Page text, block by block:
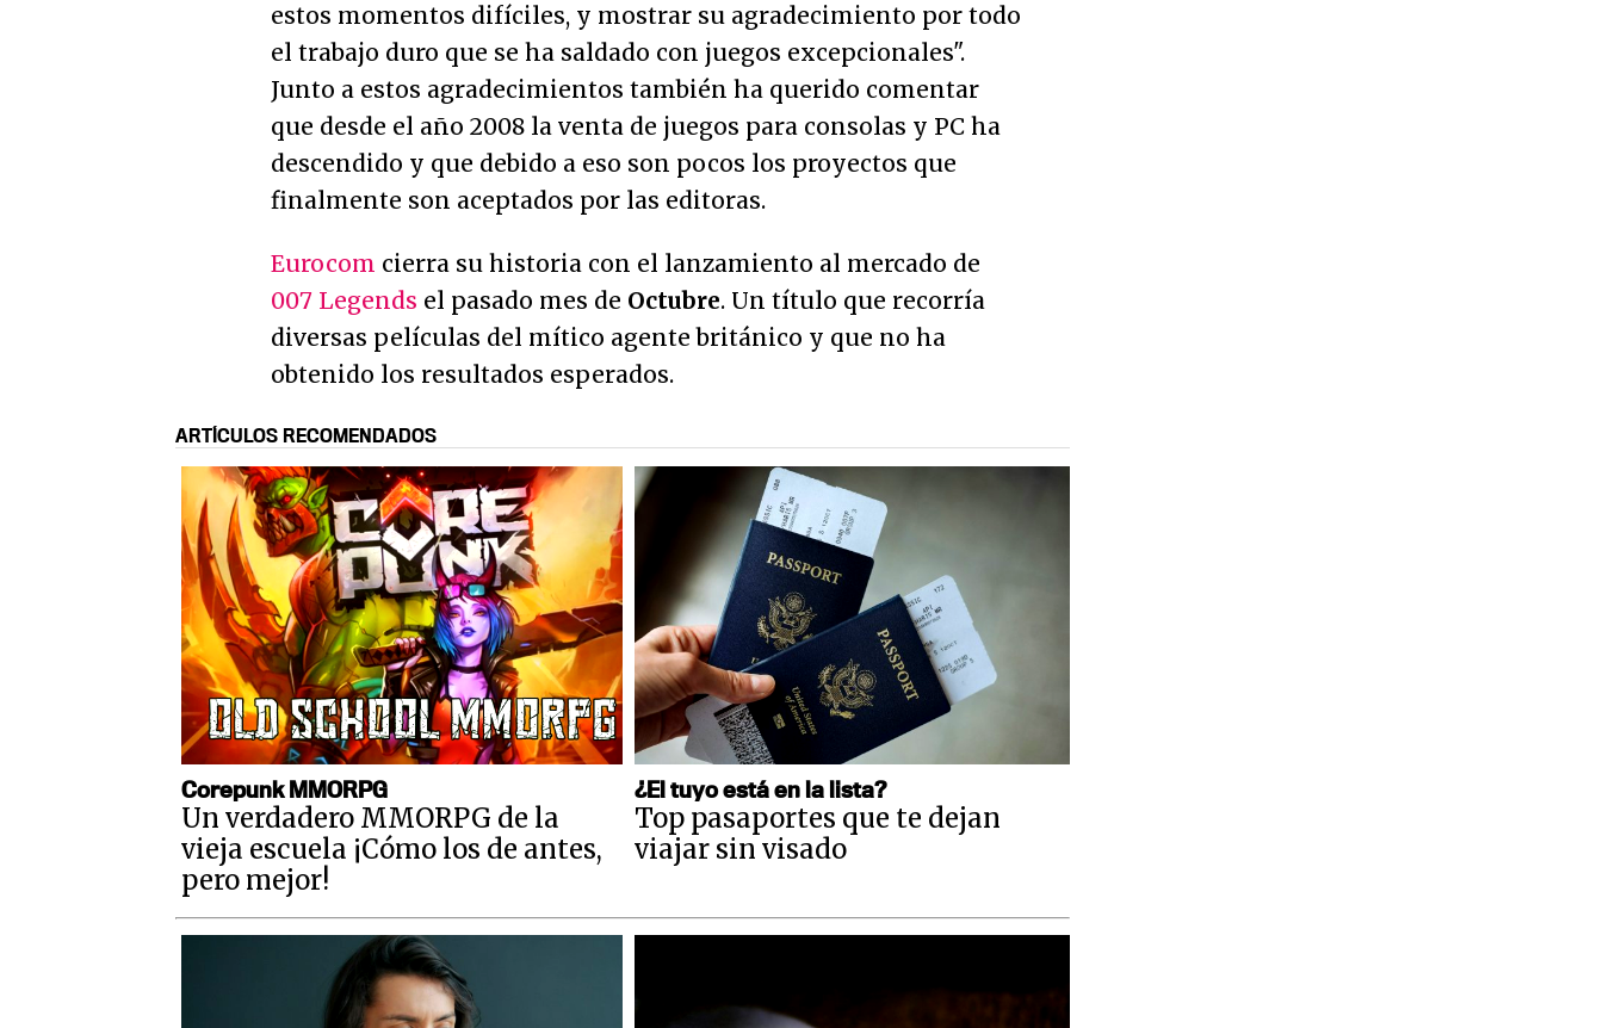
estos momentos difíciles, y mostrar su agradecimiento por todo
el trabajo duro que se ha saldado con juegos excepcionales".
Junto a estos agradecimientos también ha querido comentar
que desde el año 2008 la venta de juegos para consolas y PC ha
descendido y que debido a eso son pocos los proyectos que
finalmente son aceptados por las editoras.
Eurocom cierra su historia con el lanzamiento al mercado de
007 Legends el pasado mes de Octubre. Un título que recorría
diversas películas del mítico agente británico y que no ha
obtenido los resultados esperados.
ARTÍCULOS RECOMENDADOS
Corepunk MMORPG
Un verdadero MMORPG de la
vieja escuela ¡Cómo los de antes,
pero mejor!
¿El tuyo está en la lista?
Top pasaportes que te dejan
viajar sin visado